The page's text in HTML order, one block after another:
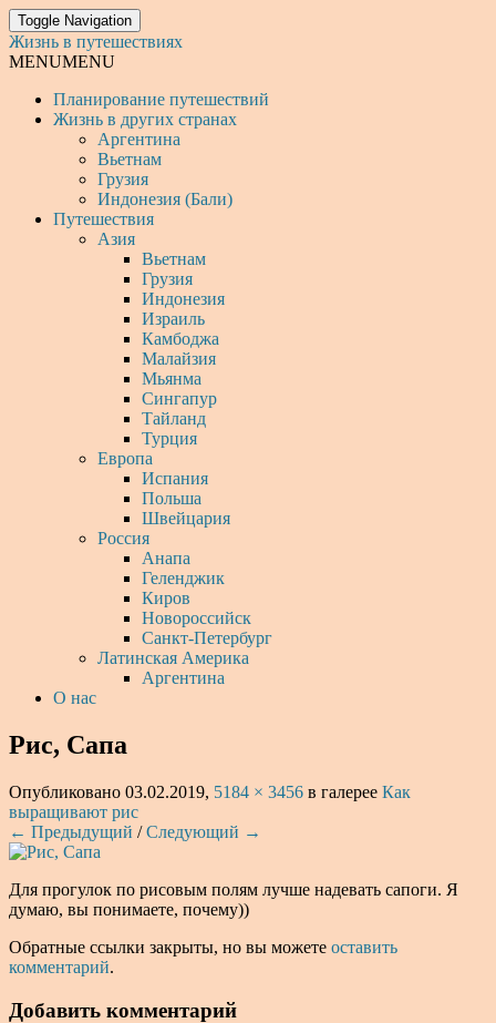
Toggle Navigation
Жизнь в путешествиях
MENUMENU
Планирование путешествий
Жизнь в других странах
Аргентина
Вьетнам
Грузия
Индонезия (Бали)
Путешествия
Азия
Вьетнам
Грузия
Индонезия
Израиль
Камбоджа
Малайзия
Мьянма
Сингапур
Тайланд
Турция
Европа
Испания
Польша
Швейцария
Россия
Анапа
Геленджик
Киров
Новороссийск
Санкт-Петербург
Латинская Америка
Аргентина
О нас
Рис, Сапа
Опубликовано 03.02.2019, 5184 × 3456 в галерее Как
выращивают рис
← Предыдущий /Следующий →
Для прогулок по рисовым полям лучше надевать сапоги. Я
думаю, вы понимаете, почему))
Обратные ссылки закрыты, но вы можете оставить
комментарий.
Добавить комментарий